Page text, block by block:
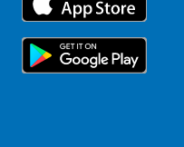
Topsporters
Voor de pers